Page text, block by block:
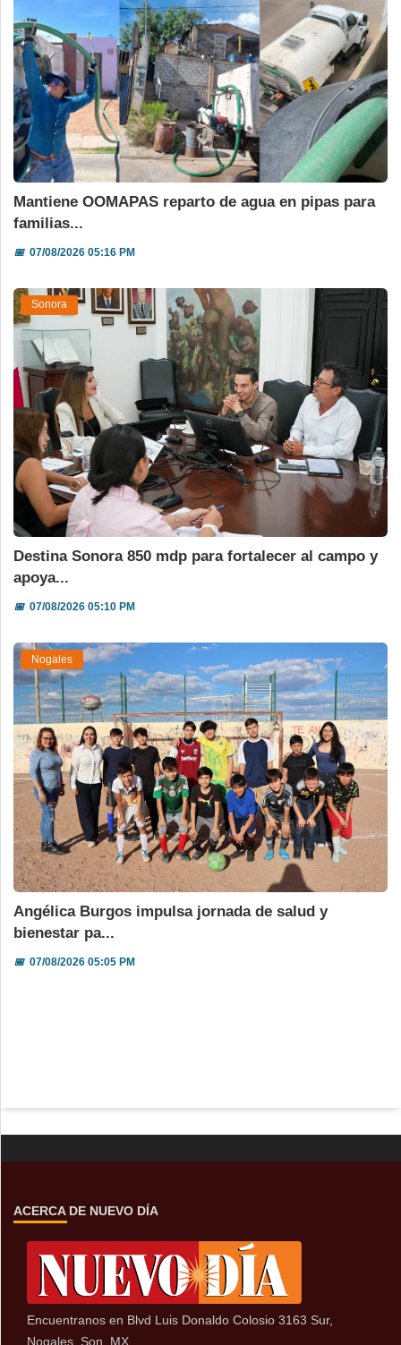
Mantiene OOMAPAS reparto de agua en pipas para
familias...
📅07/08/2026 05:16 PM
Sonora
Destina Sonora 850 mdp para fortalecer al campo y
apoya...
📅07/08/2026 05:10 PM
Nogales
Angélica Burgos impulsa jornada de salud y
bienestar pa...
📅07/08/2026 05:05 PM
ACERCA DE NUEVO DÍA
Encuentranos en Blvd Luis Donaldo Colosio 3163 Sur,
Nogales, Son, MX.